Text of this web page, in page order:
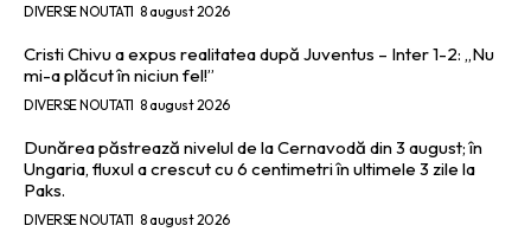
DIVERSE NOUTATI 8 august 2026
Cristi Chivu a expus realitatea după Juventus – Inter 1-2: „Nu
mi-a plăcut în niciun fel!”
DIVERSE NOUTATI 8 august 2026
Dunărea păstrează nivelul de la Cernavodă din 3 august; în
Ungaria, fluxul a crescut cu 6 centimetri în ultimele 3 zile la
Paks.
DIVERSE NOUTATI 8 august 2026